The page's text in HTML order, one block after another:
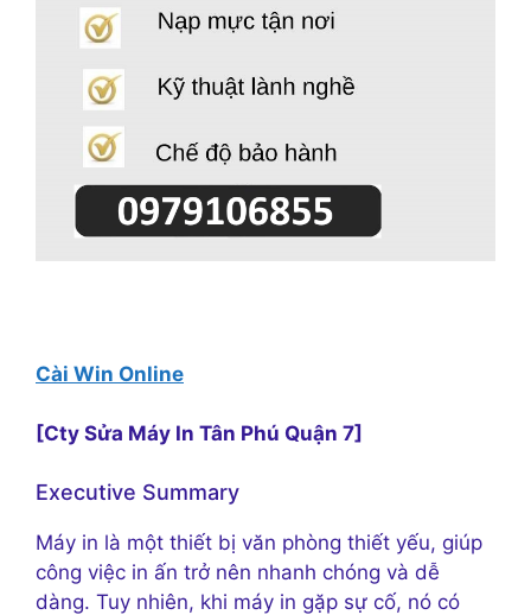
Cài Win Online
[Cty Sửa Máy In Tân Phú Quận 7]
Executive Summary
Máy in là một thiết bị văn phòng thiết yếu, giúp
công việc in ấn trở nên nhanh chóng và dễ
dàng. Tuy nhiên, khi máy in gặp sự cố, nó có